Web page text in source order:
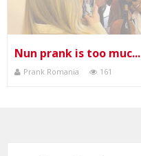
Nun prank is too muc...
Prank Romania 161